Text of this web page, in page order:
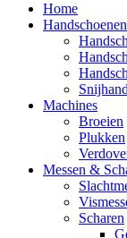
Home
Handschoenen
Machines
Broeien
Plukken
Messen &
Scharen